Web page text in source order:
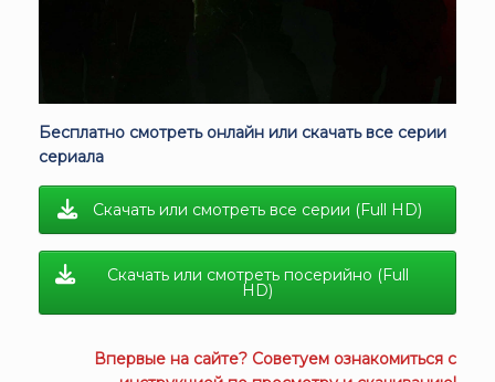
Бесплатно смотреть онлайн или скачать все серии
сериала
Скачать или смотреть все серии (Full HD)
Скачать или смотреть посерийно (Full
HD)
Впервые на сайте? Советуем ознакомиться с